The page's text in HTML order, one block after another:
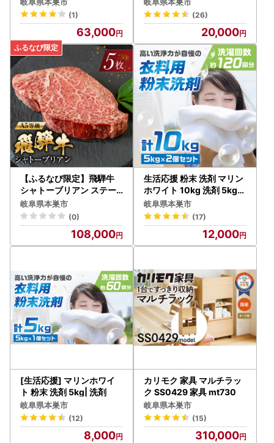
リアン トキノ屋食品 牛肉
FN-Limited-PR
(1)
63,000
(26)
20,000
【ふるなび限定】飛騨牛
シャトーブリアン ステー
キ 150g×5枚 ヒレ トキノ
屋食品 ヒレ 牛肉 FN-Limit
ed-PR
岐阜県本巣市
(0)
108,000
生活応援 粉末 洗剤 マリン
ホワイト 10kg 洗剤 5kg×
2
岐阜県本巣市
(17)
12,000
[生活応援] マリンホワイ
ト 粉末 洗剤 5kg| 洗剤
岐阜県本巣市
(12)
8,000
カリモク 家具 マルチラッ
ク SS0429 家具 mt730
岐阜県本巣市
(15)
310,000